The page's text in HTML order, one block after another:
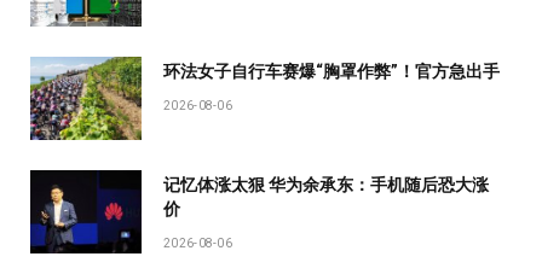
环法女子自行车赛爆“胸罩作弊”！官方急出手
2026-08-06
记忆体涨太狠 华为余承东：手机随后恐大涨
价
2026-08-06